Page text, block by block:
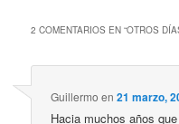
2 COMENTARIOS EN “OTROS
Guillermo en21 marzo,
Hacia muchos años